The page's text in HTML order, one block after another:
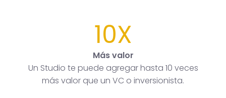
10X
Más valor
Un Studio te puede agregar hasta 10 veces
más valor que un VC o inversionista.